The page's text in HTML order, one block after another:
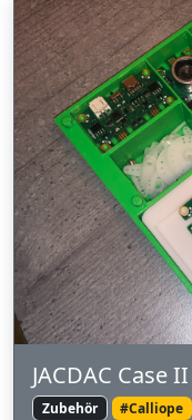
JACDAC Case
Zubehör #Calliope